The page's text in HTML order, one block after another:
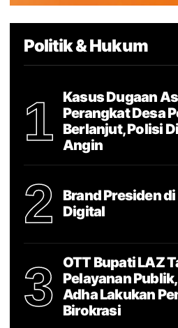
Politik & Hukum
1
Kasus Dugaan
Perangkat Desa
Berlanjut, Polisi
Angin
2
Brand Presiden
Digital
3
OTT Bupati LAZ
Pelayanan
Adha Lakukan
Birokrasi